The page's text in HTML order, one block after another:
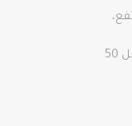
مرتفع،
الشاي التركي: غالبًا ما يكون مجانيًا في المطاعم، بعد الانتهاء من الغداء أو العشاء. ومع ذلك، إذا كان عليك دفع ثمن الشاي، فيمكن العثور عليه بسهولة مقابل 50